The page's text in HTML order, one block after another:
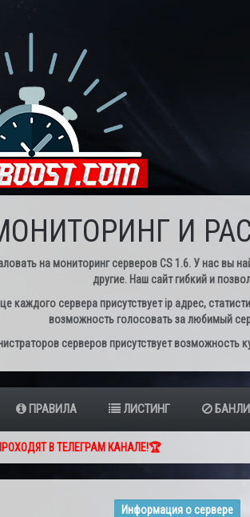
И
на мониторинг серверов CS 1.6. У нас вы
другие. Наш сайт гибкий и
каждого сервера присутствует ip адрес,
возможность голосовать за любимый
серверов присутствует возможность
ПРАВИЛА ЛИСТИНГ
В ТЕЛЕГРАМ КАНАЛЕ!🏆
Информация о сервере